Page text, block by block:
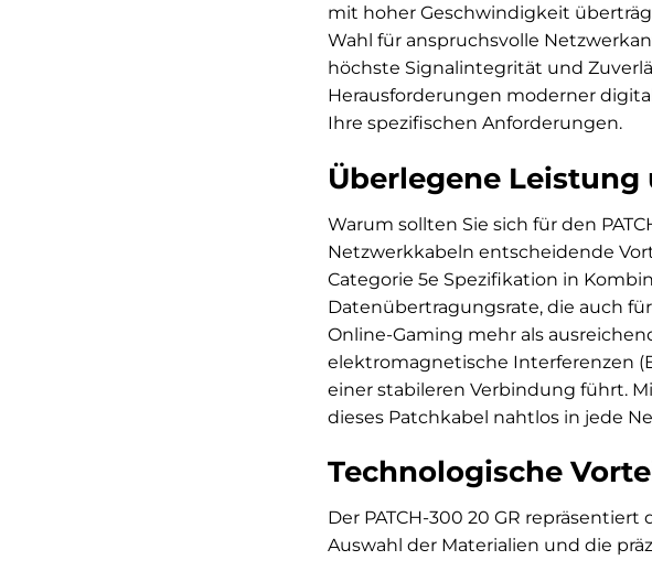
mit hoher Geschwindigkeit
Wahl für anspruchsvolle
höchste Signalintegrität und
Herausforderungen moderner
Ihre spezifischen Anforderungen.
Überlegene
Warum sollten Sie sich für den
Netzwerkkabeln entscheidende
Categorie 5e Spezifikation in
Datenübertragungsrate, die auch
Online-Gaming mehr als
elektromagnetische Interferenzen
einer stabileren Verbindung führt.
dieses Patchkabel nahtlos in jede
Technologische
Der PATCH-300 20 GR
Auswahl der Materialien und die